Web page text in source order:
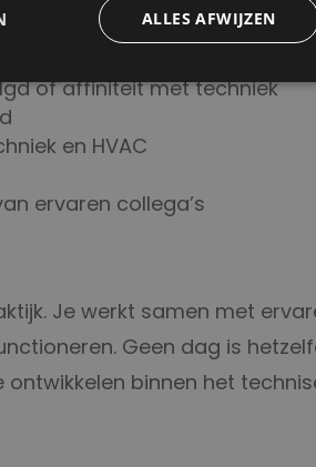
of affiniteit met techniek
en HVAC
ervaren collega’s
Je werkt samen met
Geen dag is
binnen het
ALLES AFWIJZEN